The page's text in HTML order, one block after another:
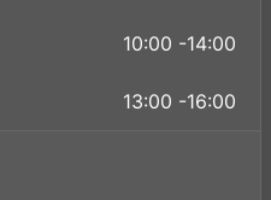
10:00 -14:00
13:00 -16:00